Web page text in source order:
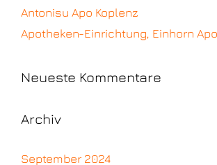
Antonisu Apo Koplenz
Apotheken-Einrichtung, Einhorn
Neueste Kommentare
Archiv
September 2024